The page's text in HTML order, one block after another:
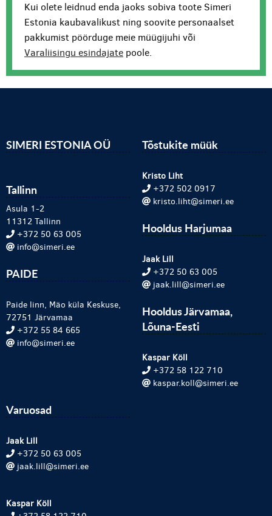
Kui olete leidnud enda jaoks sobiva toote Simeri
Estonia kaubavalikust ning soovite personaalset
pakkumist pöörduge meie müügijuhi või
Varaliisingu esindajate poole.
SIMERI ESTONIA OÜ
Tallinn
Asula 1-2
11312 Tallinn
+372 50 63 005
info@simeri.ee
PAIDE
Paide linn, Mäo küla Keskuse,
72751 Järvamaa
+372 55 84 665
info@simeri.ee
Tõstukite müük
Kristo Liht
+372 502 0917
kristo.liht@simeri.ee
Hooldus Harjumaa
Jaak Lill
+372 50 63 005
jaak.lill@simeri.ee
Hooldus Järvamaa,
Lõuna-Eesti
Kaspar Köll
+372 58 122 710
kaspar.koll@simeri.ee
Varuosad
Jaak Lill
+372 50 63 005
jaak.lill@simeri.ee
Kaspar Köll